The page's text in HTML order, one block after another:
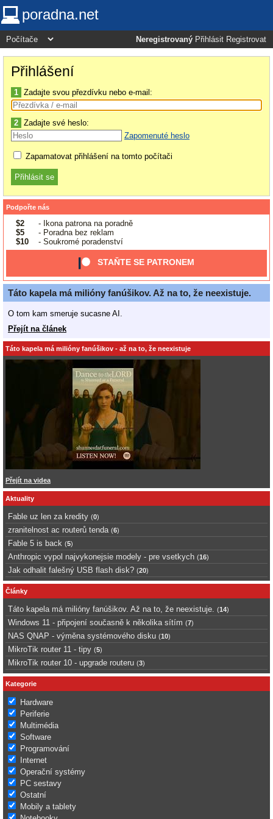
poradna.net
Neregistrovaný Přihlásit Registrovat
Přihlášení
1 Zadajte svou přezdívku nebo e-mail:
2 Zadajte své heslo:
Zapomenuté heslo
Zapamatovat přihlášení na tomto počítači
Podpořte nás
$2
- Ikona patrona na poradně
$5
- Poradna bez reklam
$10
- Soukromé poradenství
STAŇTE SE PATRONEM
Táto kapela má milióny fanúšikov. Až na to, že neexistuje.
O tom kam smeruje sucasne AI.
Přejít na článek
Táto kapela má milióny fanúšikov - až na to, že neexistuje
Přejít na videa
Aktuality
Fable uz len za kredity (0)
zranitelnost ac routerů tenda (6)
Fable 5 is back (5)
Anthropic vypol najvykonejsie modely - pre vsetkych (16)
Jak odhalit falešný USB flash disk? (20)
Články
Táto kapela má milióny fanúšikov. Až na to, že neexistuje. (14)
Windows 11 - připojení současně k několika sítím (7)
NAS QNAP - výměna systémového disku (10)
MikroTik router 11 - tipy (5)
MikroTik router 10 - upgrade routeru (3)
Kategorie
Hardware
Periferie
Multimédia
Software
Programování
Internet
Operační systémy
PC sestavy
Ostatní
Mobily a tablety